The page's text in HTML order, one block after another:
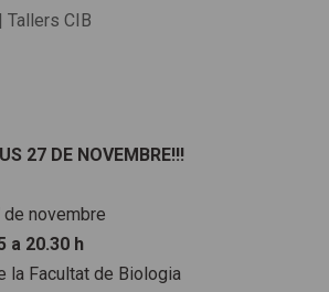
| Tallers CIB
27 DE NOVEMBRE!!!
de novembre
a 20.30 h
la Facultat de Biologia